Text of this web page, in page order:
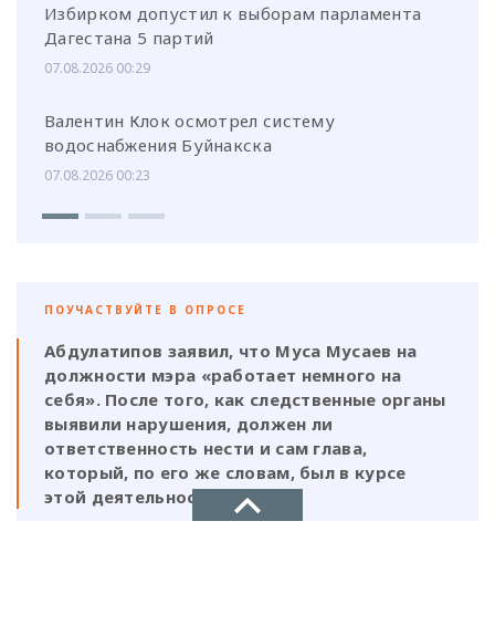
Избирком допустил к выборам парламента
Дагестана 5 партий
07.08.2026 00:29
Валентин Клок осмотрел систему
водоснабжения Буйнакска
07.08.2026 00:23
ПОУЧАСТВУЙТЕ В ОПРОСЕ
Абдулатипов заявил, что Муса Мусаев на
должности мэра «работает немного на
себя». После того, как следственные органы
выявили нарушения, должен ли
ответственность нести и сам глава,
который, по его же словам, был в курсе
этой деятельности?